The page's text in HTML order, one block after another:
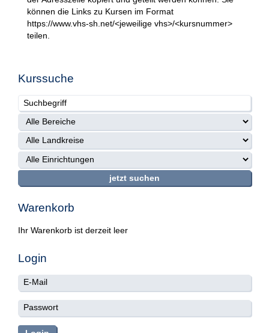
können die Links zu Kursen im Format
https://www.vhs-sh.net/<jeweilige vhs>/<kursnummer>
teilen.
Kurssuche
Warenkorb
Ihr Warenkorb ist derzeit leer
Login